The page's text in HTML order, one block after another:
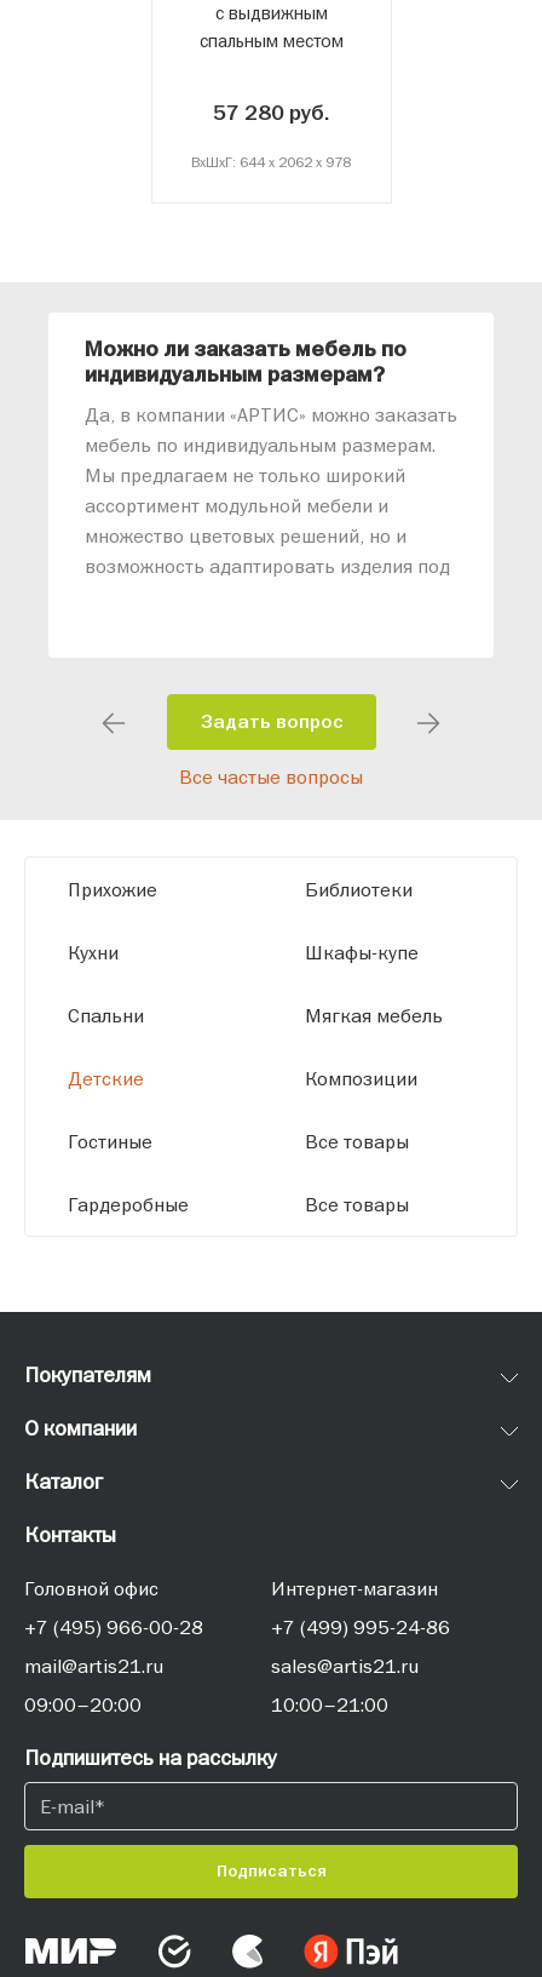
с выдвижным
спальным местом
57 280 руб.
ВxШxГ: 644 x 2062 x 978
Можно ли заказать мебель по
индивидуальным размерам?
Да, в компании «АРТИС» можно заказать
мебель по индивидуальным размерам.
Мы предлагаем не только широкий
ассортимент модульной мебели и
множество цветовых решений, но и
возможность адаптировать изделия под
помещения и личные пожелания.
Благодаря современному
высокотехнологичному оборудованию
размерам.
Задать вопрос
Все частые вопросы
Прихожие
Кухни
Спальни
Детские
Гостиные
Гардеробные
Библиотеки
Шкафы-купе
Мягкая мебель
Композиции
Все товары
Все товары
Покупателям
О компании
Каталог
Контакты
Головной офис
+7 (495) 966-00-28
mail@artis21.ru
09:00–20:00
Интернет-магазин
+7 (499) 995-24-86
sales@artis21.ru
10:00–21:00
Подпишитесь на рассылку
Подписаться